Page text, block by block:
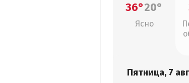
36°20°
Ясно
Пятница, 7